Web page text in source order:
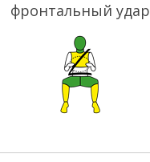
фронтальный удар